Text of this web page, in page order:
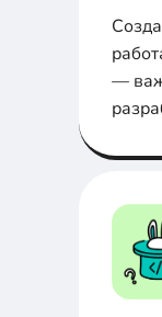
—
сайта